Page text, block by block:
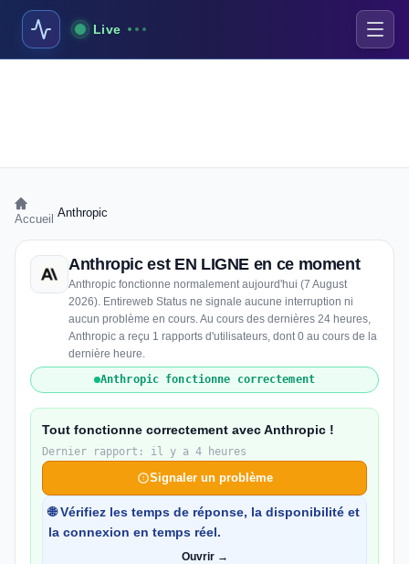
Live
Accueil Anthropic
Anthropic est EN LIGNE en ce moment
Anthropic fonctionne normalement aujourd'hui (7 August
2026). Entireweb Status ne signale aucune interruption ni
aucun problème en cours. Au cours des dernières 24 heures,
Anthropic a reçu 1 rapports d'utilisateurs, dont 0 au cours de la
dernière heure.
Anthropic fonctionne correctement
Tout fonctionne correctement avec Anthropic !
Dernier rapport: il y a 4 heures
Signaler un problème
🌐 Vérifiez les temps de réponse, la disponibilité et
la connexion en temps réel.
Ouvrir →